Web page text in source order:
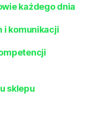
każdego dnia
i komunikacji
sklepu